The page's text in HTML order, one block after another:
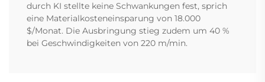
durch KI stellte keine Schwankungen fest, sprich
eine Materialkosteneinsparung von 18.000
$/Monat. Die Ausbringung stieg zudem um 40 %
bei Geschwindigkeiten von 220 m/min.